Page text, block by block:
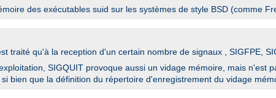
des exécutables suid sur les systèmes de style BSD (comme
traité qu'à la reception d'un certain nombre de signaux , SIGFPE,
SIGQUIT provoque aussi un vidage mémoire, mais n'est
, si bien que la définition du répertoire d'enregistrement du vidage